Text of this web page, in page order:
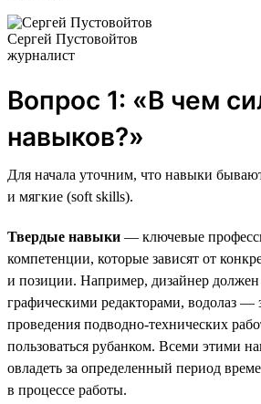
Сергей Пустовойтов
журналист
Вопрос 1: «В чем
навыков?»
Для начала уточним, что навыки
и мягкие (soft skills).
Твердые навыки — ключевые
компетенции, которые зависят от
и позиции. Например, дизайнер должен
графическими редакторами, водолаз —
проведения подводно-технических
пользоваться рубанком. Всеми этими
овладеть за определенный период
в процессе работы.